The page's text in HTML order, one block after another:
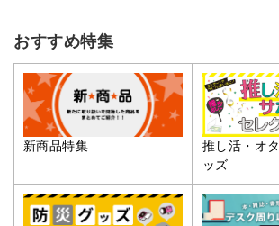
おすすめ特集
新商品特集
推し活・オ
ッズ